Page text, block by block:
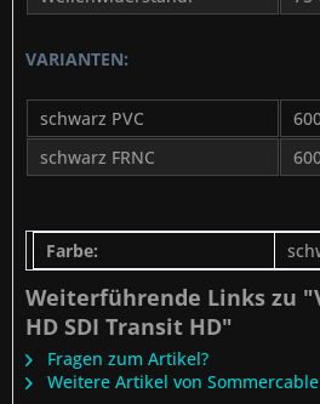
VARIANTEN:
schwarz PVC
schwarz FRNC
Farbe:
Weiterführende Links zu
HD SDI Transit HD"
Fragen zum Artikel?
Weitere Artikel von Sommercable